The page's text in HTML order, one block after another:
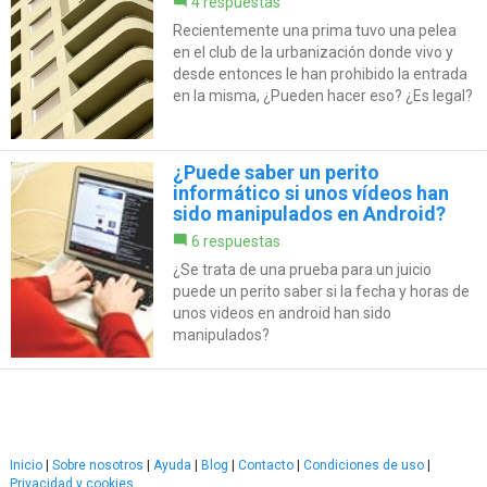
Recientemente una prima tuvo una pelea
en el club de la urbanización donde vivo y
desde entonces le han prohibido la entrada
en la misma, ¿Pueden hacer eso? ¿Es legal?
¿Puede saber un perito
informático si unos vídeos han
sido manipulados en Android?
6 respuestas
¿Se trata de una prueba para un juicio
puede un perito saber si la fecha y horas de
unos videos en android han sido
manipulados?
Inicio | Sobre nosotros | Ayuda | Blog | Contacto | Condiciones de uso |
Privacidad y cookies